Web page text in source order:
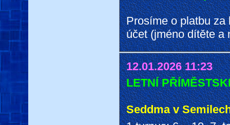
Prosíme o platbu za
účet (jméno dítěte a
12.01.2026 11:23
LETNÍ
Seddma v